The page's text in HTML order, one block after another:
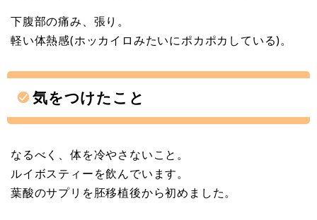
下腹部の痛み、張り。
軽い体熱感(ホッカイロみたいにポカポカしている)。
気をつけたこと
なるべく、体を冷やさないこと。
ルイボスティーを飲んでいます。
葉酸のサプリを胚移植後から初めました。